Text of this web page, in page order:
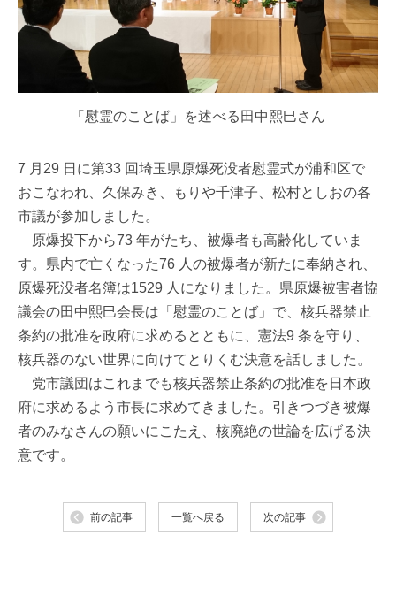
「慰霊のことば」を述べる田中熙巳さん
7 月29 日に第33 回埼玉県原爆死没者慰霊式が浦和区で
おこなわれ、久保みき、もりや千津子、松村としおの各
市議が参加しました。
原爆投下から73 年がたち、被爆者も高齢化していま
す。県内で亡くなった76 人の被爆者が新たに奉納され、
原爆死没者名簿は1529 人になりました。県原爆被害者協
議会の田中熙巳会長は「慰霊のことば」で、核兵器禁止
条約の批准を政府に求めるとともに、憲法9 条を守り、
核兵器のない世界に向けてとりくむ決意を話しました。
党市議団はこれまでも核兵器禁止条約の批准を日本政
府に求めるよう市長に求めてきました。引きつづき被爆
者のみなさんの願いにこたえ、核廃絶の世論を広げる決
意です。
前の記事 一覧へ戻る 次の記事